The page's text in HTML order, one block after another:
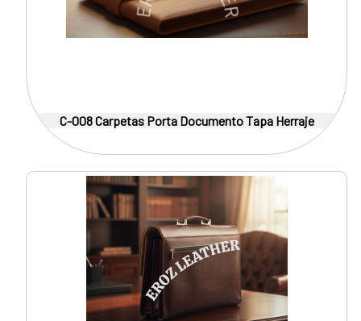
C-008 Carpetas Porta Documento Tapa Herraje